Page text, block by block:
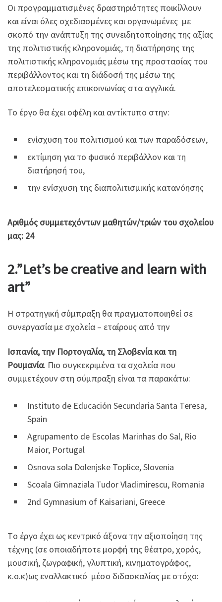
Οι προγραμματισμένες δραστηριότητες ποικίλλουν
και είναι όλες σχεδιασμένες και οργανωμένες με
σκοπό την ανάπτυξη της συνειδητοποίησης της αξίας
της πολιτιστικής κληρονομιάς, τη διατήρησης της
πολιτιστικής κληρονομιάς μέσω της προστασίας του
περιβάλλοντος και τη διάδοσή της μέσω της
αποτελεσματικής επικοινωνίας στα αγγλικά.
Το έργο θα έχει οφέλη και αντίκτυπο στην:
ενίσχυση του πολιτισμού και των παραδόσεων,
εκτίμηση για το φυσικό περιβάλλον και τη
διατήρησή του,
την ενίσχυση της διαπολιτισμικής κατανόησης
Αριθμός συμμετεχόντων μαθητών/τριών του σχολείου
μας: 24
2.”Let’s be creative and learn with
art”
Η στρατηγική σύμπραξη θα πραγματοποιηθεί σε
συνεργασία με σχολεία – εταίρους από την
Ισπανία, την Πορτογαλία, τη Σλοβενία και τη
Ρουμανία. Πιο συγκεκριμένα τα σχολεία που
συμμετέχουν στη σύμπραξη είναι τα παρακάτω:
Instituto de Educaciόn Secundaria Santa Teresa,
Spain
Agrupamento de Escolas Marinhas do Sal, Rio
Maior, Portugal
Osnova sola Dolenjske Toplice, Slovenia
Scoala Gimnaziala Tudor Vladimirescu, Romania
2nd Gymnasium of Kaisariani, Greece
Tο έργο έχει ως κεντρικό άξονα την αξιοποίηση της
τέχνης (σε οποιαδήποτε μορφή της θέατρο, χορός,
μουσική, ζωγραφική, γλυπτική, κινηματογράφος,
κ.ο.κ)ως εναλλακτικό μέσο διδασκαλίας με στόχο: